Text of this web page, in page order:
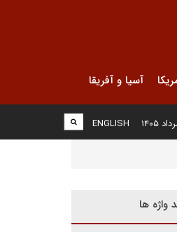
آسیا و آفریقا
ENGLISH
واژه ها